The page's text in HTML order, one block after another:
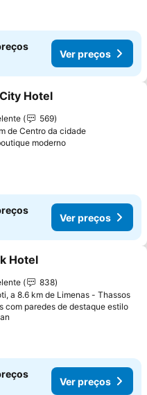
Ver preços
aos favoritos
Hotel
569
de Centro da cidade
moderno
Ver preços
aos favoritos
Hotel
838
a 8.6 km de Limenas - Thassos
com paredes de destaque estilo
Ver preços